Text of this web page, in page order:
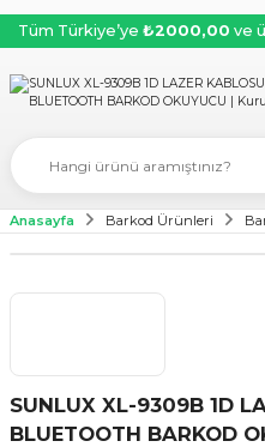
Tüm Türkiye’ye ₺2000,00 ve
Anasayfa Barkod Ürünleri
SUNLUX XL-9309B 1D
BLUETOOTH BARKOD